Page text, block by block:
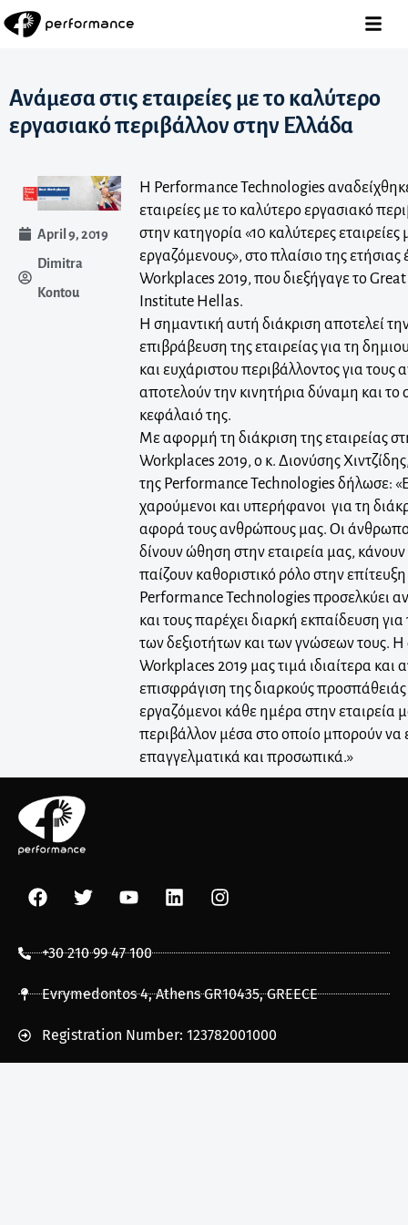
Ανάμεσα στις εταιρείες με το καλύτερο
εργασιακό περιβάλλον στην Ελλάδα
April 9, 2019
Dimitra
Kontou
Η Performance Technologies
εταιρείες με το καλύτερο εργασιακό
στην κατηγορία «10 καλύτερες
εργαζόμενους», στο πλαίσιο της ετήσιας
Workplaces 2019, που διεξήγαγε το
Institute Hellas.
Η σημαντική αυτή διάκριση αποτελεί
επιβράβευση της εταιρείας για τη
και ευχάριστου περιβάλλοντος για
αποτελούν την κινητήρια δύναμη και το
κεφάλαιό της.
Με αφορμή τη διάκριση της εταιρείας
Workplaces 2019, ο κ. Διονύσης
της Performance Technologies δήλωσε:
χαρούμενοι και υπερήφανοι για τη
αφορά τους ανθρώπους μας. Οι
δίνουν ώθηση στην εταιρεία μας, κάνουν
παίζουν καθοριστικό ρόλο στην
Performance Technologies προσελκύει
και τους παρέχει διαρκή εκπαίδευση
των δεξιοτήτων και των γνώσεων τους.
Workplaces 2019 μας τιμά ιδιαίτερα και
επισφράγιση της διαρκούς
εργαζόμενοι κάθε ημέρα στην εταιρεία
περιβάλλον μέσα στο οποίο μπορούν να
επαγγελματικά και προσωπικά.»
+30 210 99 47 100
Evrymedontos 4, Athens GR10435, GREECE
Registration Number: 123782001000